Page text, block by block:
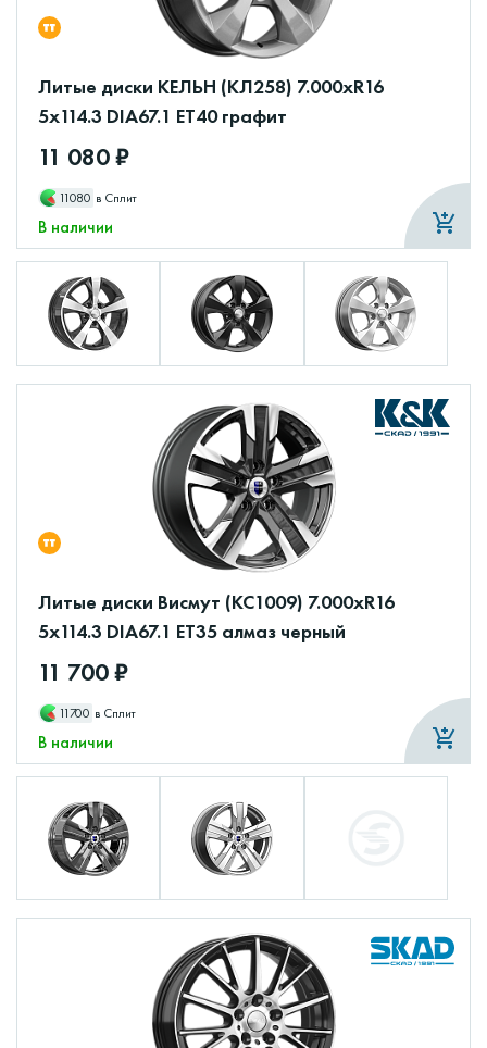
Литые диски КЕЛЬН (КЛ258) 7.000xR16
5x114.3 DIA67.1 ET40 графит
11 080 ₽
11080 в Сплит
В наличии
Литые диски Висмут (КС1009) 7.000xR16
5x114.3 DIA67.1 ET35 алмаз черный
11 700 ₽
11700 в Сплит
В наличии